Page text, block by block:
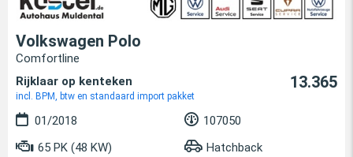
Volkswagen Polo
Comfortline
Rijklaar op kenteken
incl. BPM, btw en standaard import pakket
13.365
01/2018
107050
65 PK (48 KW)
Hatchback